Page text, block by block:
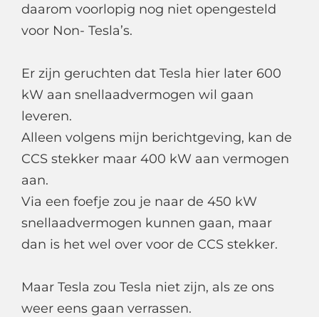
daarom voorlopig nog niet opengesteld
voor Non- Tesla’s.
Er zijn geruchten dat Tesla hier later 600
kW aan snellaadvermogen wil gaan
leveren.
Alleen volgens mijn berichtgeving, kan de
CCS stekker maar 400 kW aan vermogen
aan.
Via een foefje zou je naar de 450 kW
snellaadvermogen kunnen gaan, maar
dan is het wel over voor de CCS stekker.
Maar Tesla zou Tesla niet zijn, als ze ons
weer eens gaan verrassen.